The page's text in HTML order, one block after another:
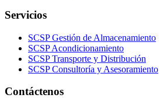
Servicios
SCSP Gestión de Almacenamiento
SCSP Acondicionamiento
SCSP Transporte y Distribución
SCSP Consultoría y Asesoramiento
Contáctenos